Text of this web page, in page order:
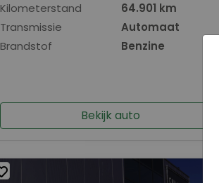
Kilometerstand
64.901 km
Transmissie
Automaat
Brandstof
Benzine
Bekijk auto